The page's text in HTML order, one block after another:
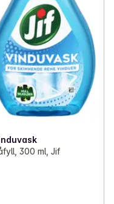
300 ml, Jif